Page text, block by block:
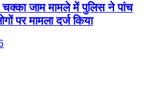
जाम मामले में पुलिस ने पांच
पर मामला दर्ज किया